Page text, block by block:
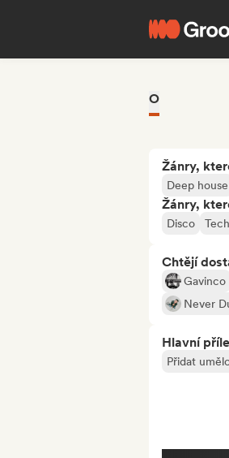
O
Žánry,
Deep house
Žánry,
Disco
Chtějí
Gavinco
Never
Hlavní
Přidat